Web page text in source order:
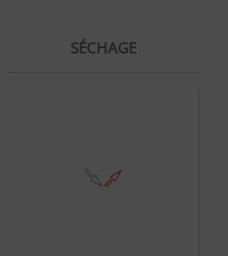
SÉCHAGE